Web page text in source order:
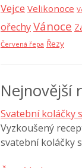
Vejce Velikonoce
ořechyVánoce
Červená řepa Řezy
Nejnovější
Svatební koláčky
Vyzkoušený
svatební koláčky